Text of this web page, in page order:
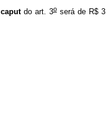
caputdo art. 3oserá de R$